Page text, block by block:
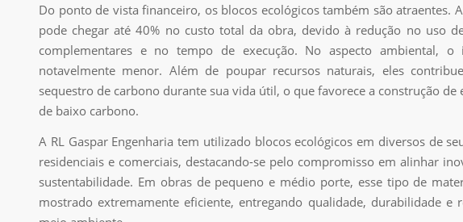
Do ponto de vista financeiro, os blocos ecológicos também são atraentes.
pode chegar até 40% no custo total da obra, devido à redução no uso
complementares e no tempo de execução. No aspecto ambiental, o
notavelmente menor. Além de poupar recursos naturais, eles
sequestro de carbono durante sua vida útil, o que favorece a construção de
de baixo carbono.
A RL Gaspar Engenharia tem utilizado blocos ecológicos em diversos de
residenciais e comerciais, destacando-se pelo compromisso em alinhar
sustentabilidade. Em obras de pequeno e médio porte, esse tipo de
mostrado extremamente eficiente, entregando qualidade, durabilidade e